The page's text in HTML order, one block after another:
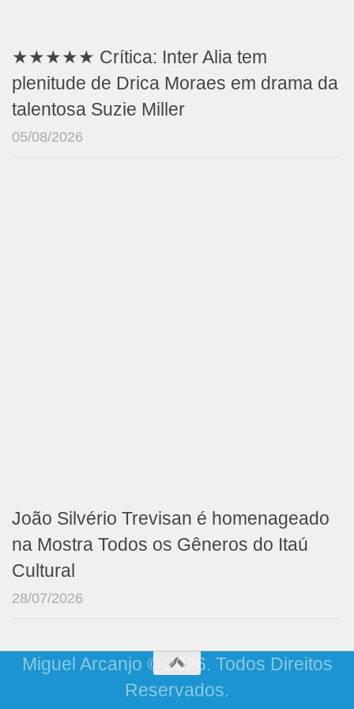
★★★★★ Crítica: Inter Alia tem
plenitude de Drica Moraes em drama da
talentosa Suzie Miller
05/08/2026
João Silvério Trevisan é homenageado
na Mostra Todos os Gêneros do Itaú
Cultural
28/07/2026
Miguel Arcanjo © 2026. Todos Direitos
Reservados.